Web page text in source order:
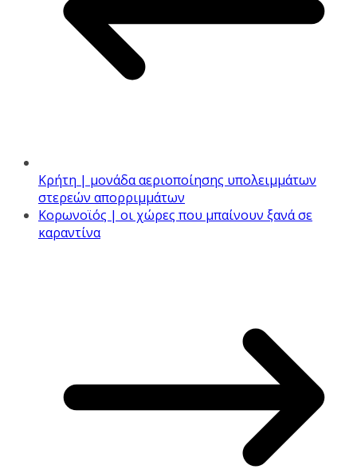
Κρήτη | μονάδα αεριοποίησης υπολειμμάτων
στερεών απορριμμάτων
Κορωνοϊός | οι χώρες που μπαίνουν ξανά σε
καραντίνα